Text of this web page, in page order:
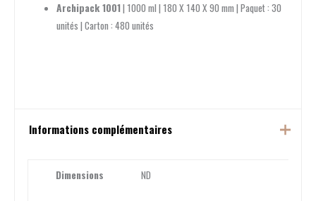
Archipack 1001| 1000 ml | 180 X 140 X 90 mm | Paquet : 30
unités | Carton : 480 unités
Informations complémentaires
Dimensions ND